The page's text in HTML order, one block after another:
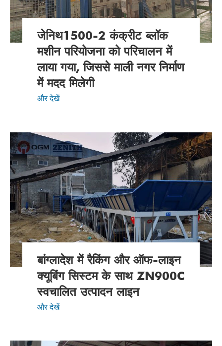
जेनिथ1500-2 कंक्रीट ब्लॉक
मशीन परियोजना को परिचालन में
लाया गया, जिससे माली नगर निर्माण
में मदद मिलेगी
और देखें
बांग्लादेश में रैकिंग और ऑफ-लाइन
क्यूबिंग सिस्टम के साथ ZN900C
स्वचालित उत्पादन लाइन
और देखें